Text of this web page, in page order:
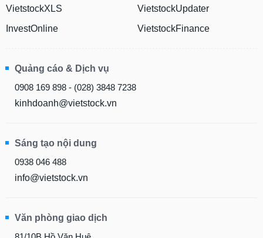
VietstockXLS
InvestOnline
VietstockUpdater
VietstockFinance
Quảng cáo & Dịch vụ
0908 169 898 - (028) 3848 7238
kinhdoanh@vietstock.vn
Sáng tạo nội dung
0938 046 488
info@vietstock.vn
Văn phòng giao dịch